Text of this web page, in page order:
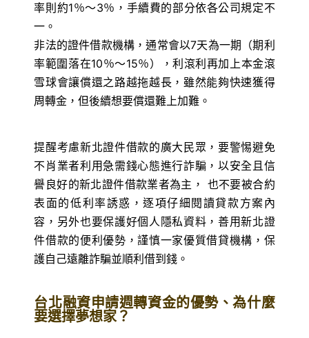
率則約1％～3％，手續費的部分依各公司規定不
一。
非法的證件借款機構，通常會以7天為一期（期利
率範圍落在10％～15％），利滾利再加上本金滾
雪球會讓償還之路越拖越長，雖然能夠快速獲得
周轉金，但後續想要償還難上加難。
提醒考慮新北證件借款的廣大民眾，要警惕避免
不肖業者利用急需錢心態進行詐騙，以安全且信
譽良好的新北證件借款業者為主， 也不要被合約
表面的低利率誘惑，逐項仔細閱讀貸款方案內
容，另外也要保護好個人隱私資料，善用新北證
件借款的便利優勢，謹慎一家優質借貸機構，保
護自己遠離詐騙並順利借到錢。
台北融資申請週轉資金的優勢、為什麼
要選擇夢想家？